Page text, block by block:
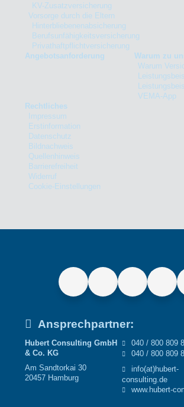
KV-Zusatzversicherung
Vorsorge durch die Eltern
Hinterbliebenenabsicherung
Berufsunfähigkeitsversicherung
Privathaftpflichtversicherung
Angebotsanforderung
Warum zu
Warum
VEMA-App
Rechtliches
Impressum
Erstinformation
Datenschutz
Bildnachweis
Quellenhinweis
Barrierefreiheit
Widerruf
Cookie-Einstellungen
Ansprechpartner:
Hubert Consulting GmbH
& Co. KG
Am Sandtorkai 30
20457 Hamburg
040 / 800 809
040 / 800 809
info(at)hubert-
consulting.de
www.hubert-